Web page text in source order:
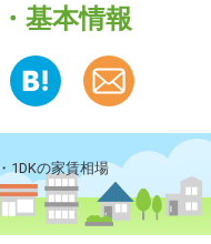
基本情報
1DKの家賃相場